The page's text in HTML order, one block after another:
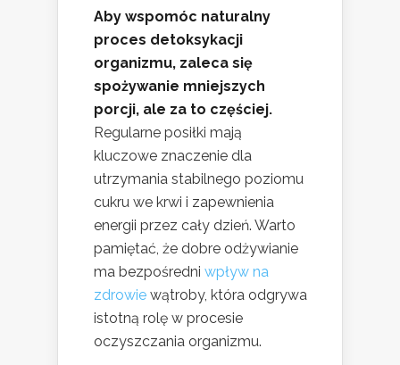
Aby wspomóc naturalny
proces detoksykacji
organizmu, zaleca się
spożywanie mniejszych
porcji, ale za to częściej.
Regularne posiłki mają
kluczowe znaczenie dla
utrzymania stabilnego poziomu
cukru we krwi i zapewnienia
energii przez cały dzień. Warto
pamiętać, że dobre odżywianie
ma bezpośredni wpływ na
zdrowie wątroby, która odgrywa
istotną rolę w procesie
oczyszczania organizmu.